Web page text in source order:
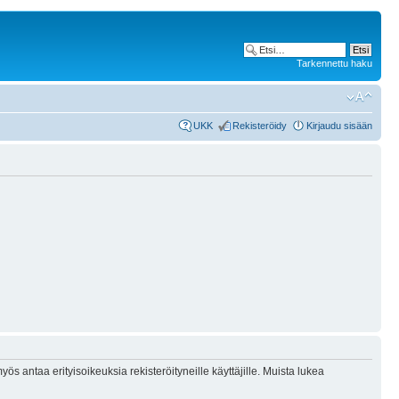
Tarkennettu haku
UKK Rekisteröidy Kirjaudu sisään
antaa erityisoikeuksia rekisteröityneille käyttäjille. Muista lukea